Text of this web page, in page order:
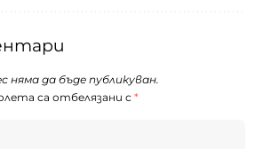
няма да бъде публикуван.
са отбелязани с *